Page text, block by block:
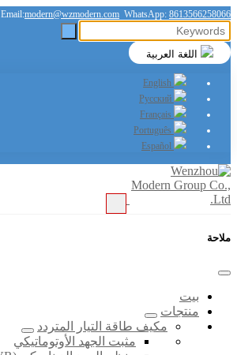
Email:modern@wzmodern.com WhatsApp: 8613566258066
ملاحة
بيت
منتجات
مكيف طاقة التيار المتردد
مثبت الجهد الأوتوماتيكي